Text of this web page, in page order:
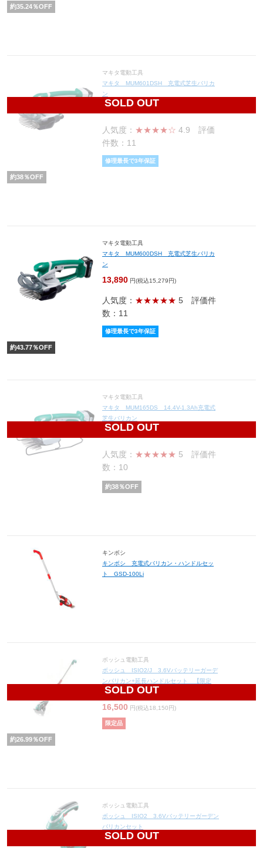
約35.24％OFF
SOLD OUT
マキタ電動工具
マキタ MUM601DSH 充電式芝生バリカ
ン
14,942
人気度： ★★★★☆ 4.9 評価
件数：11
修理最長で3年保証
約38％OFF
マキタ電動工具
マキタ MUM600DSH 充電式芝生バリカ
ン
13,890 円(税込15,279円)
人気度： ★★★★★ 5 評価件
数：11
修理最長で3年保証
約43.77％OFF
SOLD OUT
マキタ電動工具
マキタ MUM165DS 14.4V-1.3Ah充電式
芝生バリカン
13,578
人気度： ★★★★★ 5 評価件
数：10
約38％OFF
キンボシ
キンボシ 充電式バリカン・ハンドルセッ
ト GSD-100Li
SOLD OUT
ボッシュ電動工具
ボッシュ ISIO2/J 3.6Vバッテリーガーデ
ンバリカン+延長ハンドルセット 【限定
品】
16,500 円(税込18,150円)
限定品
約26.99％OFF
SOLD OUT
ボッシュ電動工具
ボッシュ ISIO2 3.6Vバッテリーガーデン
バリカンセット
11,550